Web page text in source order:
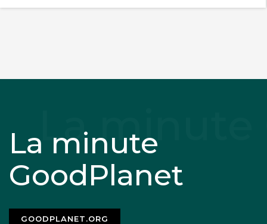
La minute
GoodPlanet
GOODPLANET.ORG